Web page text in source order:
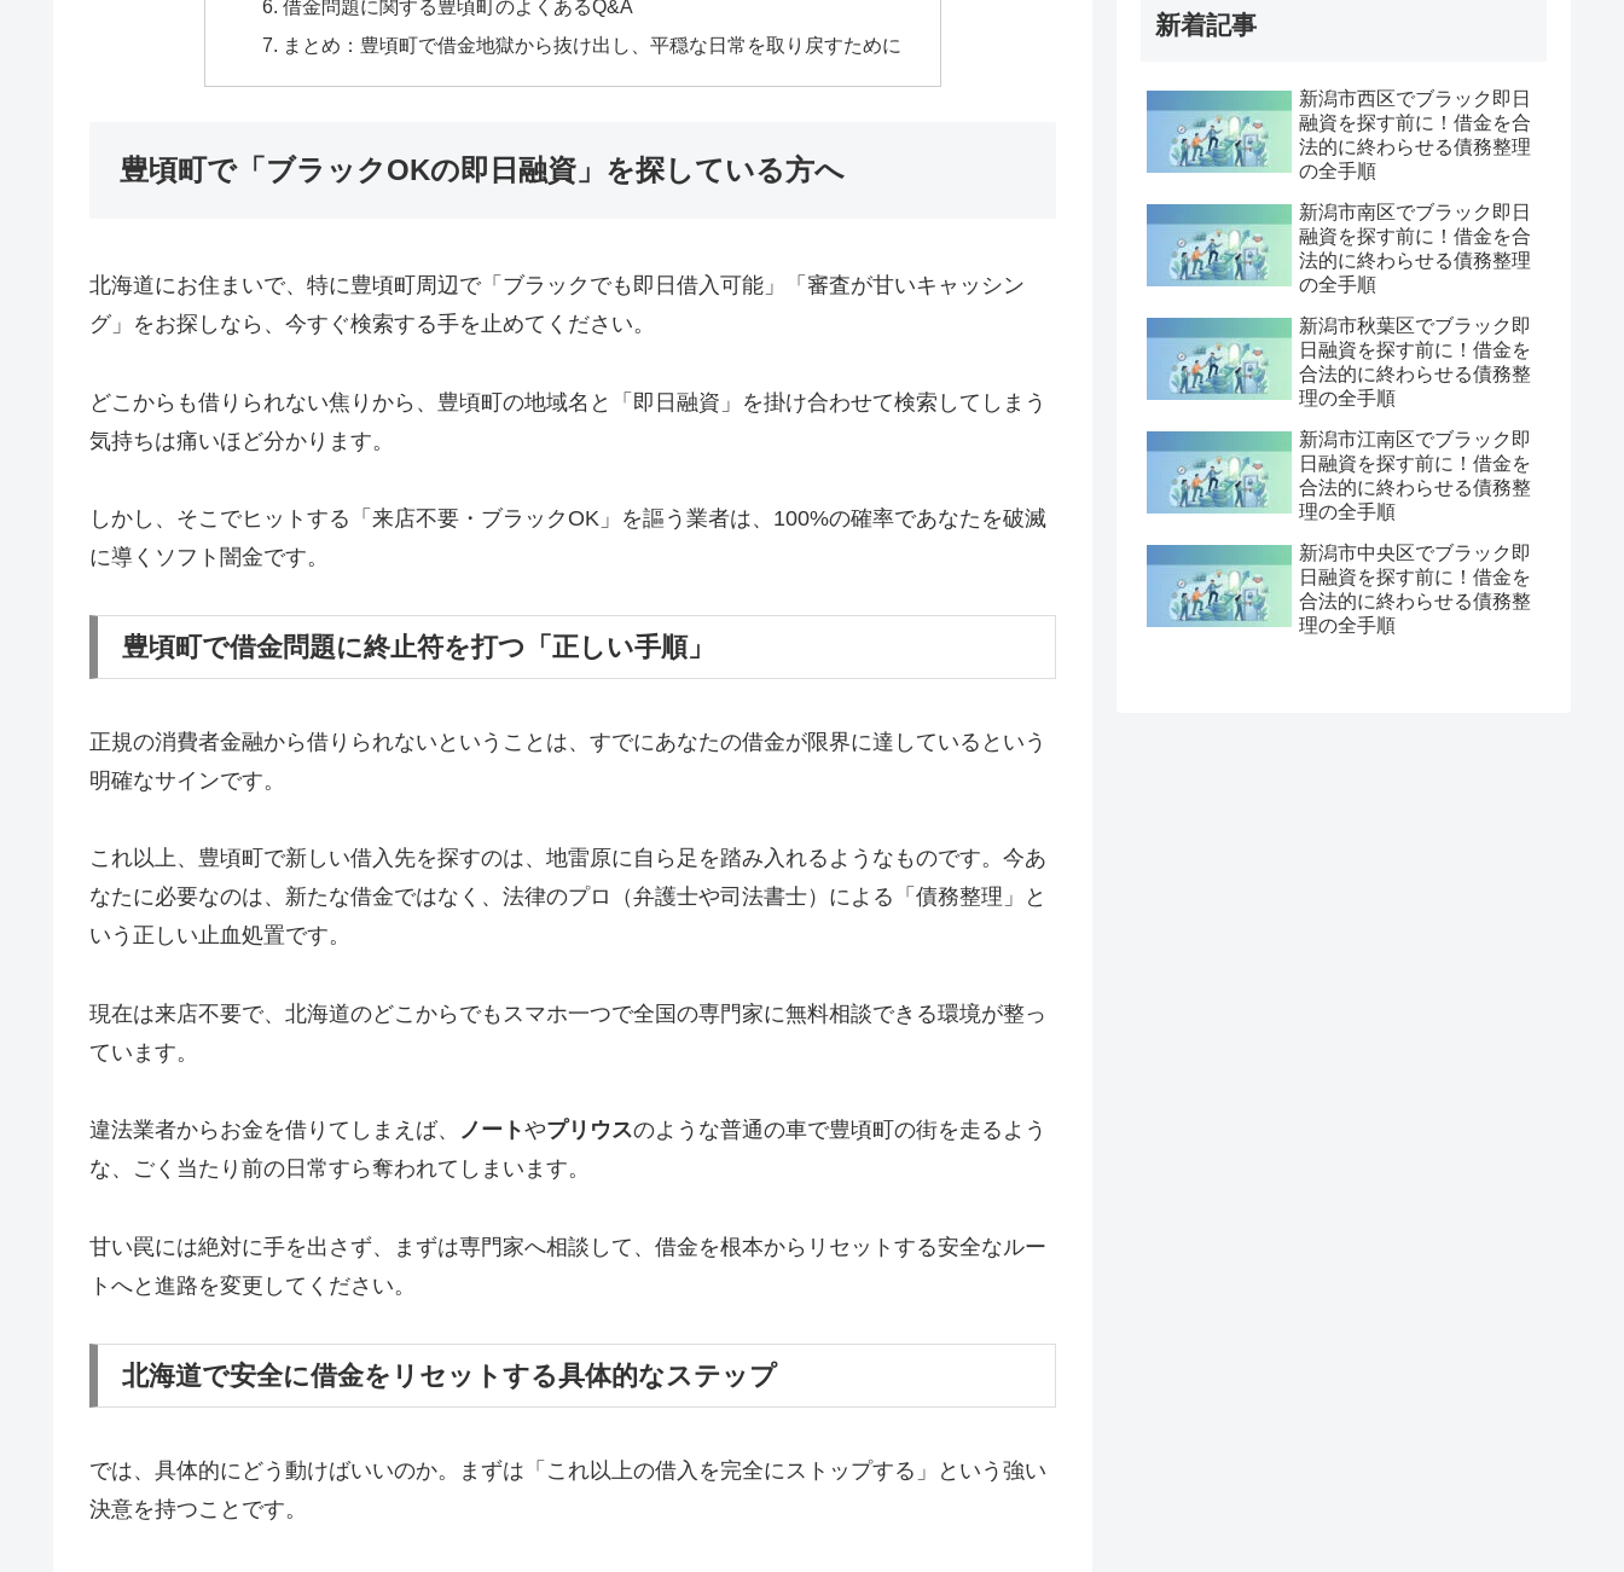
借金問題に関する豊頃町のよくあるQ&A
まとめ：豊頃町で借金地獄から抜け出し、平穏な日常を取り戻すために
豊頃町で「ブラックOKの即日融資」を探している方へ
北海道にお住まいで、特に豊頃町周辺で「ブラックでも即日借入可能」「審査が甘いキャッシン
グ」をお探しなら、今すぐ検索する手を止めてください。
どこからも借りられない焦りから、豊頃町の地域名と「即日融資」を掛け合わせて検索してしまう
気持ちは痛いほど分かります。
しかし、そこでヒットする「来店不要・ブラックOK」を謳う業者は、100%の確率であなたを破滅
に導くソフト闇金です。
豊頃町で借金問題に終止符を打つ「正しい手順」
正規の消費者金融から借りられないということは、すでにあなたの借金が限界に達しているという
明確なサインです。
これ以上、豊頃町で新しい借入先を探すのは、地雷原に自ら足を踏み入れるようなものです。今あ
なたに必要なのは、新たな借金ではなく、法律のプロ（弁護士や司法書士）による「債務整理」と
いう正しい止血処置です。
現在は来店不要で、北海道のどこからでもスマホ一つで全国の専門家に無料相談できる環境が整っ
ています。
違法業者からお金を借りてしまえば、 ノートやプリウスのような普通の車で豊頃町の街を走るよう
な、ごく当たり前の日常すら奪われてしまいます。
甘い罠には絶対に手を出さず、まずは専門家へ相談して、借金を根本からリセットする安全なルー
トへと進路を変更してください。
北海道で安全に借金をリセットする具体的なステップ
では、具体的にどう動けばいいのか。まずは「これ以上の借入を完全にストップする」という強い
決意を持つことです。
新着記事
新潟市西区でブラック即日
融資を探す前に！借金を合
法的に終わらせる債務整理
の全手順
新潟市南区でブラック即日
融資を探す前に！借金を合
法的に終わらせる債務整理
の全手順
新潟市秋葉区でブラック即
日融資を探す前に！借金を
合法的に終わらせる債務整
理の全手順
新潟市江南区でブラック即
日融資を探す前に！借金を
合法的に終わらせる債務整
理の全手順
新潟市中央区でブラック即
日融資を探す前に！借金を
合法的に終わらせる債務整
理の全手順